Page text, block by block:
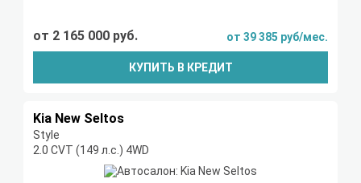
от 2 165 000 руб. от 39 385 руб/мес.
КУПИТЬ В КРЕДИТ
Kia New Seltos
Style
2.0 CVT (149 л.с.) 4WD